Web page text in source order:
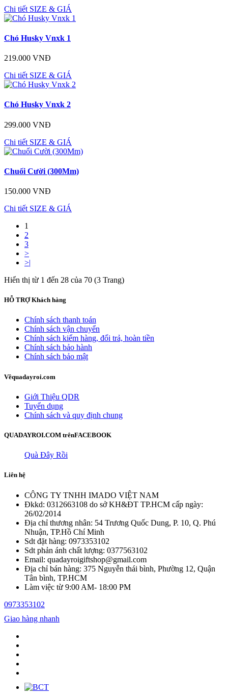
Chi tiết SIZE & GIÁ
Chó Husky Vnxk 1
219.000 VNĐ
Chi tiết SIZE & GIÁ
Chó Husky Vnxk 2
299.000 VNĐ
Chi tiết SIZE & GIÁ
Chuối Cười (300Mm)
150.000 VNĐ
Chi tiết SIZE & GIÁ
1
2
3
>
>|
Hiển thị từ 1 đến 28 của 70 (3 Trang)
HỖ TRỢKhách hàng
Chính sách thanh toán
Chính sách vận chuyển
Chính sách kiểm hàng, đổi trả, hoàn tiền
Chính sách bảo hành
Chính sách bảo mật
Vềquadayroi.com
Giới Thiệu QDR
Tuyển dụng
Chính sách và quy định chung
QUADAYROI.COM trênFACEBOOK
Quà Đây Rồi
Liên hệ
CÔNG TY TNHH IMADO VIỆT NAM
Đkkd: 0312663108 do sở KH&ĐT TP.HCM cấp ngày:
26/02/2014
Địa chỉ thương nhân: 54 Trương Quốc Dung, P. 10, Q. Phú
Nhuận, TP.Hồ Chí Minh
Sdt đặt hàng: 0973353102
Sdt phản ánh chất lượng: 0377563102
Email: quadayroigiftshop@gmail.com
Địa chỉ bán hàng: 375 Nguyễn thái bình, Phường 12, Quận
Tân bình, TP.HCM
Làm việc từ 9:00 AM- 18:00 PM
0973353102
Giao hàng nhanh